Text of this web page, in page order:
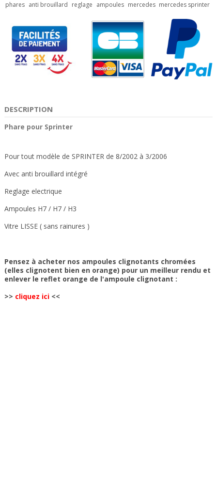
phares anti brouillard reglage ampoules mercedes mercedes sprinter
DESCRIPTION
Phare pour Sprinter
Pour tout modèle de SPRINTER de 8/2002 à 3/2006
Avec anti brouillard intégré
Reglage electrique
Ampoules H7 / H7 / H3
Vitre LISSE ( sans rainures )
Pensez à acheter nos ampoules clignotants chromées
(elles clignotent bien en orange) pour un meilleur rendu et
enlever le reflet orange de l'ampoule clignotant :
>> cliquez ici <<